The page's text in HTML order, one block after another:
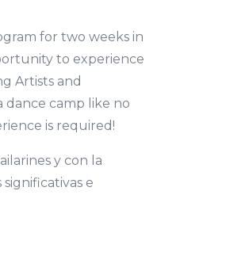
for two weeks in
to experience
Artists and
dance camp like no
is required!
y con la
e